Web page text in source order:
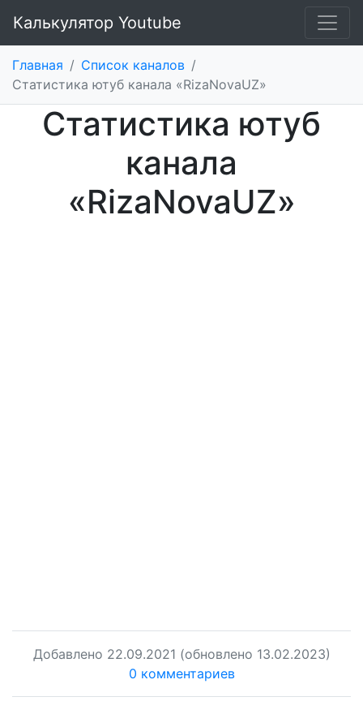
Калькулятор Youtube
Главная / Список каналов /
Статистика ютуб канала «RizaNovaUZ»
Статистика ютуб
канала
«RizaNovaUZ»
Добавлено 22.09.2021 (обновлено 13.02.2023)
0 комментариев